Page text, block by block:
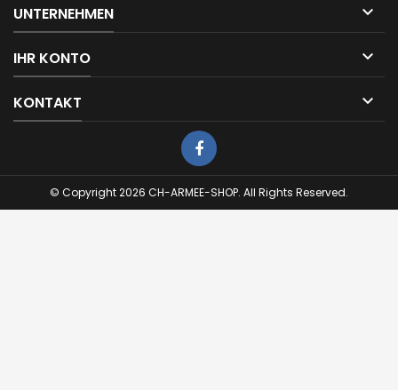
UNTERNEHMEN 
IHR KONTO 
KONTAKT 
© Copyright 2026 CH-ARMEE-SHOP. All Rights Reserved.